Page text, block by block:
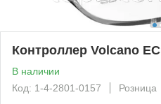
Контроллер Volcano EC
В наличии
Код: 1-4-2801-0157
Розница